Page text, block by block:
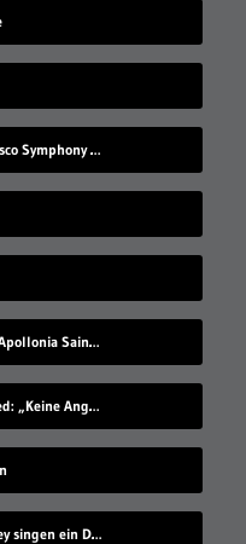
S&M2: Metallica & San Francisco Symphony – „Nothing Else Matters“ / „All Within My Hands“
Dichotome Illustrationen von Apollonia Saintclair
Vom ZDF verbotenes Antifa-Lied: „Keine Angst“ von Danger Dan
Frank Sinatra und Elvis Presley singen ein Duett